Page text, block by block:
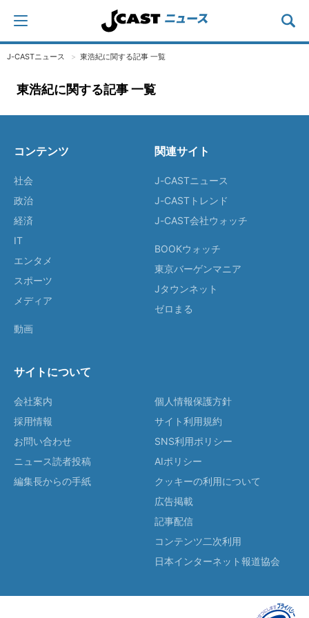
J-CASTニュース 東浩紀に関する記事 一覧
東浩紀に関する記事 一覧
コンテンツ
社会
政治
経済
IT
エンタメ
スポーツ
メディア
動画
関連サイト
J-CASTニュース
J-CASTトレンド
J-CAST会社ウォッチ
BOOKウォッチ
東京バーゲンマニア
Jタウンネット
ゼロまる
サイトについて
会社案内
採用情報
お問い合わせ
ニュース読者投稿
編集長からの手紙
個人情報保護方針
サイト利用規約
SNS利用ポリシー
AIポリシー
クッキーの利用について
広告掲載
記事配信
コンテンツ二次利用
日本インターネット報道協会